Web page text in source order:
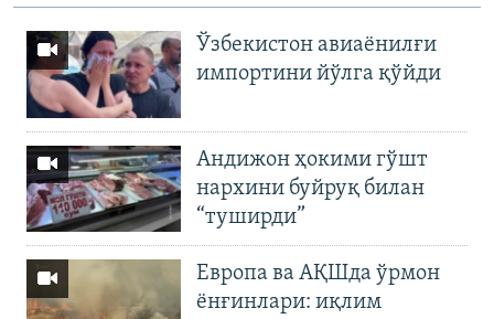
Ўзбекистон авиаёнилғи
импортини йўлга қўйди
Андижон ҳокими гўшт
нархини буйруқ билан
“туширди”
Европа ва АҚШда ўрмон
ёнғинлари: иқлим